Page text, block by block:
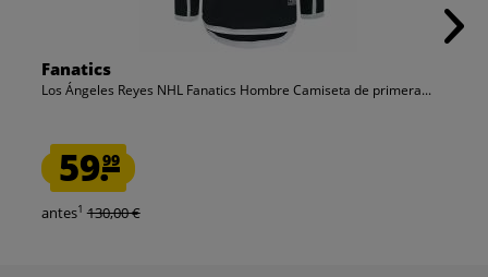
Fanatics
Los Ángeles Reyes NHL Fanatics Hombre Camiseta de primera...
59.99
antes1 130,00 €